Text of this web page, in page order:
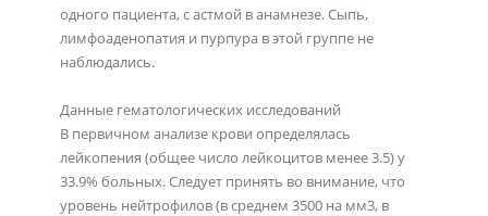
одного пациента, с астмой в анамнезе. Сыпь,
лимфоаденопатия и пурпура в этой группе не
наблюдались.
Данные гематологических исследований
В первичном анализе крови определялась
лейкопения (общее число лейкоцитов менее 3.5) у
33.9% больных. Следует принять во внимание, что
уровень нейтрофилов (в среднем 3500 на мм3, в